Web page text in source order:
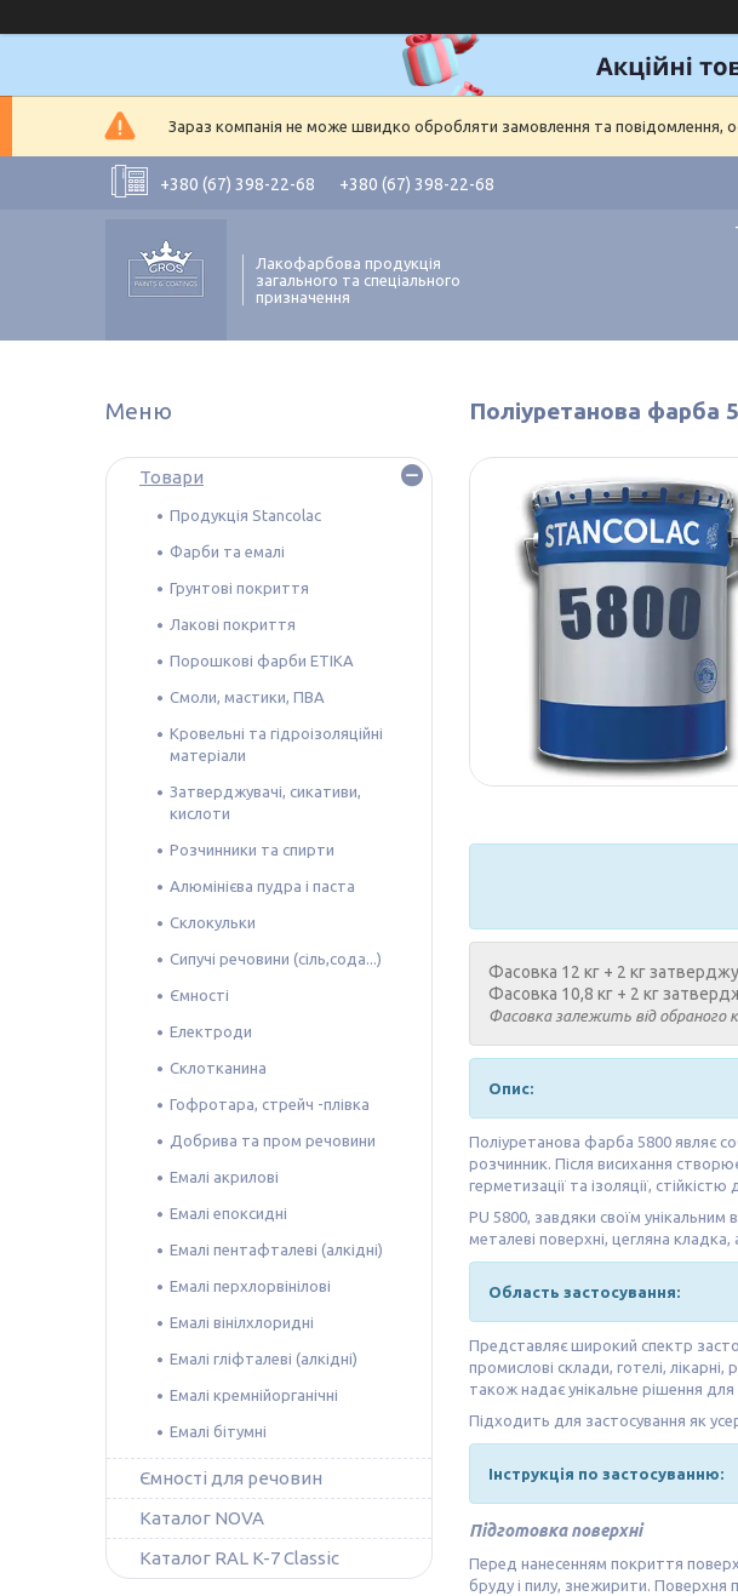
Зараз компанія не може швидко обробляти замовлення та повідомлення,
+380 (67) 398-22-68 +380 (67) 398-22-68
Лакофарбова продукція
загального та спеціального
призначення
Поліуретанова фарба
Фасовка 12 кг + 2 кг
Фасовка 10,8 кг + 2 кг
Фасовка залежить від обраного
Опис:
Поліуретанова фарба 5800 являє
розчинник. Після висихання
герметизації та ізоляції,
PU 5800, завдяки своїм
металеві поверхні, цегляна
Область застосування:
Представляє широкий спектр
промислові склади, готелі,
також надає унікальне рішення
Підходить для застосування як
Інструкція по застосуванню:
Підготовка поверхні
Перед нанесенням покриття
бруду і пилу, знежирити. Поверхня
Товари
Продукція Stancolac
Фарби та емалі
Грунтові покриття
Лакові покриття
Порошкові фарби ETIKA
Смоли, мастики, ПВА
Кровельні та гідроізоляційні
матеріали
Затверджувачі, сикативи,
кислоти
Розчинники та спирти
Алюмінієва пудра і паста
Склокульки
Сипучі речовини (сіль,сода...)
Ємності
Електроди
Склотканина
Гофротара, стрейч -плівка
Добрива та пром речовини
Емалі акрилові
Емалі епоксидні
Емалі пентафталеві (алкідні)
Емалі перхлорвінілові
Емалі вінілхлоридні
Емалі гліфталеві (алкідні)
Емалі кремнійорганічні
Емалі бітумні
Ємності для речовин
Каталог NOVA
Каталог RAL K-7 Classic